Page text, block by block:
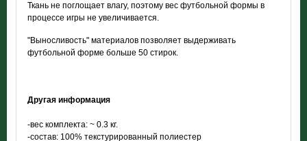
Ткань не поглощает влагу, поэтому вес футбольной формы в
процессе игры не увеличивается.
"Выносливость" материалов позволяет выдерживать
футбольной форме больше 50 стирок.
Другая информация
-вес комплекта: ~ 0.3 кг.
-состав: 100% текстурированный полиестер